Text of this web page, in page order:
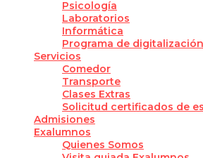
Psicología
Laboratorios
Informática
Programa de digitalización
Servicios
Comedor
Transporte
Clases Extras
Solicitud certificados de
Admisiones
Exalumnos
Quienes Somos